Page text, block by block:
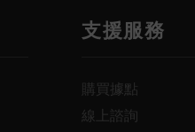
支援服務
購買據點
線上諮詢